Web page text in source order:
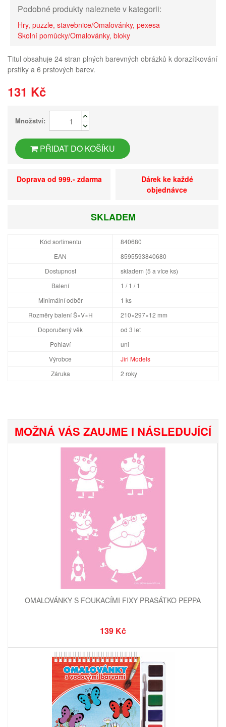
Podobné produkty naleznete v kategorii:
Hry, puzzle, stavebnice/Omalovánky, pexesa
Školní pomůcky/Omalovánky, bloky
Titul obsahuje 24 stran plných barevných obrázků k dorazítkování
prstíky a 6 prstových barev.
131 Kč
Množství:
PŘIDAT DO KOŠÍKU
Doprava od 999.- zdarma
Dárek ke každé
objednávce
SKLADEM
Kód sortimentu
840680
EAN
8595593840680
Dostupnost
skladem (5 a více ks)
Balení
1 / 1 / 1
Minimální odběr
1 ks
Rozměry balení Š×V×H
210×297×12 mm
Doporučený věk
od 3 let
Pohlaví
uni
Výrobce
Jiri Models
Záruka
2 roky
MOŽNÁ VÁS ZAUJME I NÁSLEDUJÍCÍ
OMALOVÁNKY S FOUKACÍMI FIXY PRASÁTKO PEPPA
139 Kč